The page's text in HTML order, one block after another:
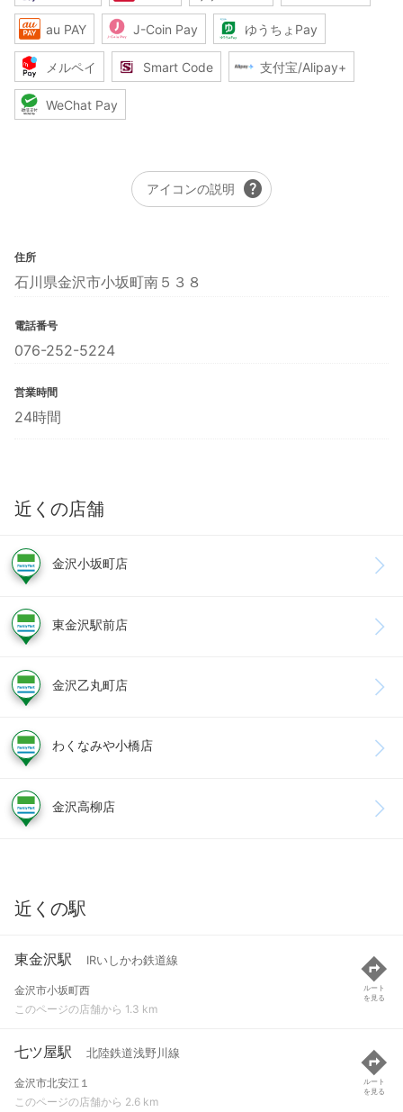
au PAY J-Coin Pay ゆうちょPay
メルペイ Smart Code 支付宝/Alipay+
WeChat Pay
アイコンの説明 help
住所
石川県金沢市小坂町南５３８
電話番号
076-252-5224
営業時間
24時間
近くの店舗
金沢小坂町店
東金沢駅前店
金沢乙丸町店
わくなみや小橋店
金沢高柳店
近くの駅
東金沢駅 IRいしかわ鉄道線
金沢市小坂町西
このページの店舗から 1.3 km
ルート
を見る
七ツ屋駅 北陸鉄道浅野川線
金沢市北安江１
このページの店舗から 2.6 km
ルート
を見る